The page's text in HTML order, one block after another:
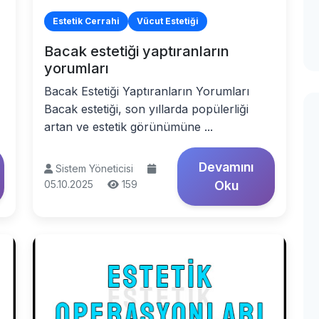
Estetik Cerrahi Vücut Estetiği
Bacak estetiği yaptıranların
yorumları
Bacak Estetiği Yaptıranların Yorumları
Bacak estetiği, son yıllarda popülerliği
artan ve estetik görünümüne ...
Sistem Yöneticisi
05.10.2025
159
Devamını
Oku